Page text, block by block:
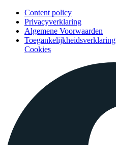
Content policy
Privacyverklaring
Algemene Voorwaarden
Toegankelijkheidsverklaring
Cookies